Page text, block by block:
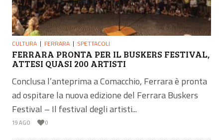
CULTURA FERRARA SPETTACOLI
FERRARA PRONTA PER IL BUSKERS FESTIVAL,
ATTESI QUASI 200 ARTISTI
Conclusa l’anteprima a Comacchio, Ferrara è pronta
ad ospitare la nuova edizione del Ferrara Buskers
Festival – Il festival degli artisti...
19 AGO 0